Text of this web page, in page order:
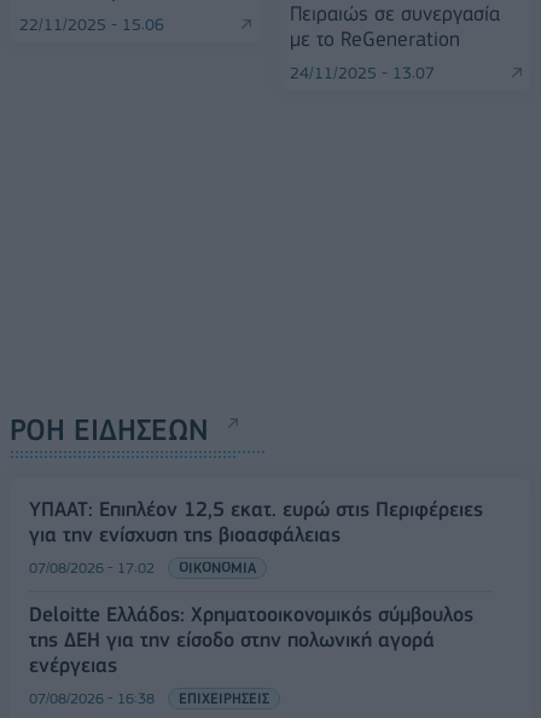
22/11/2025 - 15:06
Πειραιώς σε συνεργασία
με το ReGeneration
24/11/2025 - 13:07
ΡΟΗ ΕΙΔΗΣΕΩΝ
ΥΠΑΑΤ: Επιπλέον 12,5 εκατ. ευρώ στις Περιφέρειες
για την ενίσχυση της βιοασφάλειας
07/08/2026 - 17:02 ΟΙΚΟΝΟΜΙΑ
Deloitte Ελλάδος: Χρηματοοικονομικός σύμβουλος
της ΔΕΗ για την είσοδο στην πολωνική αγορά
ενέργειας
07/08/2026 - 16:38 ΕΠΙΧΕΙΡΗΣΕΙΣ